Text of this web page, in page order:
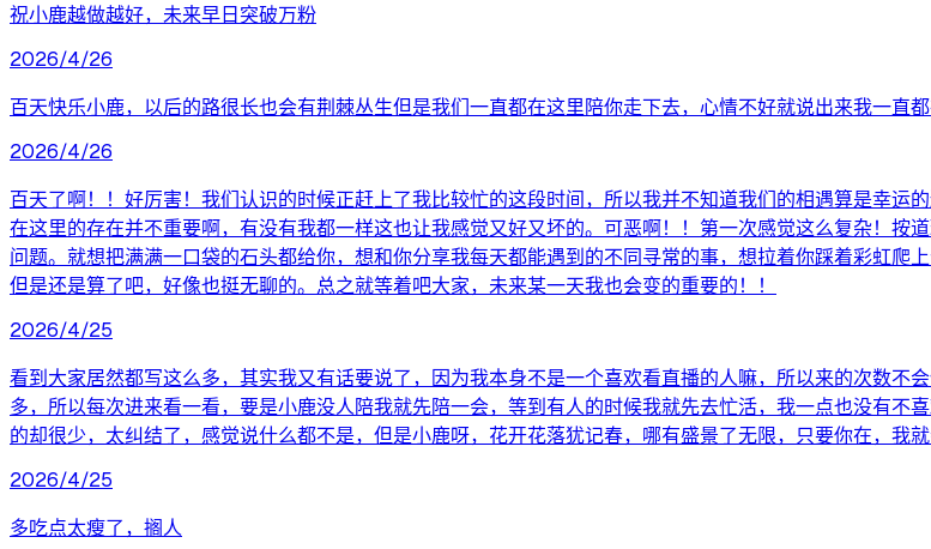
祝小鹿越做越好，未来早日突破万粉
2026/4/26
百天快乐小鹿，以后的路很长也会有荆棘丛生但是我们一直都在这里陪你走下去，心情不好就说出来我一直
2026/4/26
百天了啊！！好厉害！我们认识的时候正赶上了我比较忙的这段时间，所以我并不知道我们的相遇算是幸
在这里的存在并不重要啊，有没有我都一样这也让我感觉又好又坏的。可恶啊！！第一次感觉这么复杂！按
问题。就想把满满一口袋的石头都给你，想和你分享我每天都能遇到的不同寻常的事，想拉着你踩着彩虹爬
但是还是算了吧，好像也挺无聊的。总之就等着吧大家，未来某一天我也会变的重要的！！
2026/4/25
看到大家居然都写这么多，其实我又有话要说了，因为我本身不是一个喜欢看直播的人嘛，所以来的次数
多，所以每次进来看一看，要是小鹿没人陪我就先陪一会，等到有人的时候我就先去忙活，我一点也没有
的却很少，太纠结了，感觉说什么都不是，但是小鹿呀，花开花落犹记春，哪有盛景了无限，只要你在，我
2026/4/25
多吃点太瘦了，搁人